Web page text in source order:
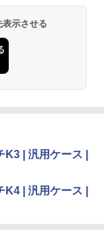
示させる
| 汎用ケース |
| 汎用ケース |